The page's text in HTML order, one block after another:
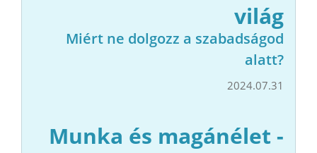
világ
Miért ne dolgozz a szabadságod
alatt?
2024.07.31
Munka és magánélet -